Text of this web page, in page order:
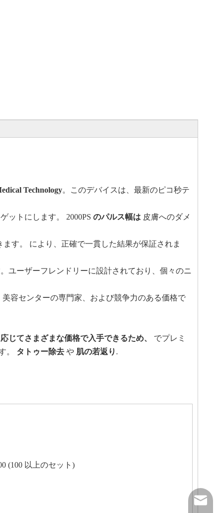
Technology。このデバイスは、最新のピコ秒テ
ットにします。 2000PS のパルス幅は 皮膚へのダメ
ます。 により、正確で一貫した結果が保証されま
ユーザーフレンドリーに設計されており、個々のニ
美容センターの専門家、および競争力のある価格で
じてさまざまな価格で入手できるため、
でプレミ
。 タトゥー除去 や 肌の若返り .
(100 以上のセット)